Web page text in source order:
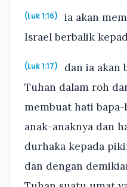
(Luk 1:16)
ia akan
Israel berbalik
(Luk 1:17)
dan ia akan
Tuhan dalam roh
membuat hati
anak-anaknya dan
durhaka kepada
dan dengan